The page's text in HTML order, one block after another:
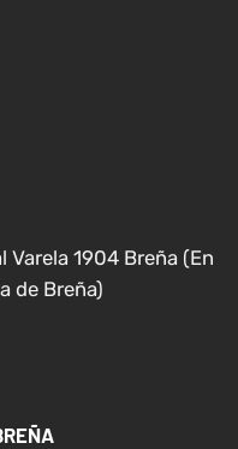
Varela 1904 Breña (En
de Breña)